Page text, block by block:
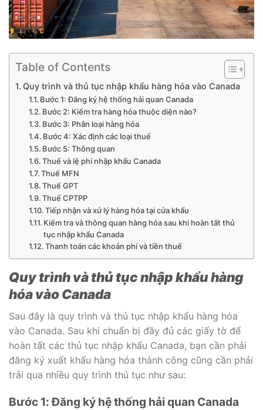
Table of Contents
Quy trình và thủ tục nhập khẩu hàng hóa vào Canada
Bước 1: Đăng ký hệ thống hải quan Canada
Bước 2: Kiểm tra hàng hóa thuộc diện nào?
Bước 3: Phân loại hàng hóa
Bước 4: Xác định các loại thuế
Bước 5: Thông quan
Thuế và lệ phí nhập khẩu Canada
Thuế MFN
Thuế GPT
Thuế CPTPP
Tiếp nhận và xử lý hàng hóa tại cửa khẩu
Kiểm tra và thông quan hàng hóa sau khi hoàn tất thủ
tục nhập khẩu Canada
Thanh toán các khoản phí và tiền thuế
Quy trình và thủ tục nhập khẩu hàng
hóa vào Canada
Sau đây là quy trình và thủ tục nhập khẩu hàng hóa
vào Canada. Sau khi chuẩn bị đầy đủ các giấy tờ để
hoàn tất các thủ tục nhập khẩu Canada, bạn cần phải
đăng ký xuất khẩu hàng hóa thành công cũng cần phải
trải qua nhiều quy trình thủ tục như sau:
Bước 1: Đăng ký hệ thống hải quan Canada